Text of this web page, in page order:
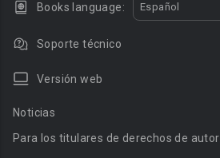
Books language: Español
Soporte técnico
Versión web
Noticias
Para los titulares de derechos de autor